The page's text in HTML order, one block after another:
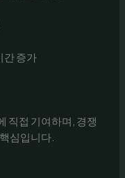
간 증가
직접 기여하며, 경쟁
심입니다.